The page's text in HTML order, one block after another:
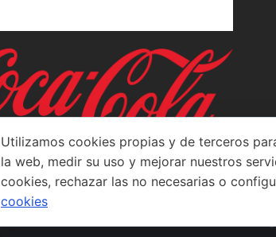
Utilizamos cookies propias y de terceros
la web, medir su uso y mejorar nuestros
cookies, rechazar las no necesarias o
cookies